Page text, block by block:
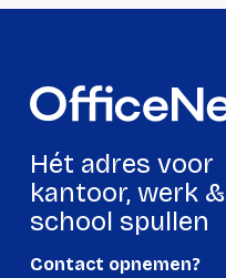
Hét adres voor
kantoor, werk &
school spullen
Contact opnemen?